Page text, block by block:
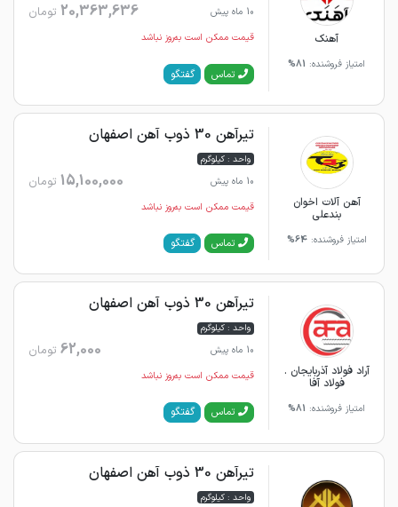
آهنک
امتیاز فروشنده: 81%
10 ماه پیش
20,363,636 تومان
قیمت ممکن است به‌روز نباشد
تماس گفتگو
آهن آلات اخوان
بندعلی
امتیاز فروشنده:64%
تیرآهن 30 ذوب آهن اصفهان
واحد : کیلوگرم
10 ماه پیش
15,100,000 تومان
قیمت ممکن است به‌روز نباشد
تماس گفتگو
آراد فولاد آذربایجان .
فولاد آفا
امتیاز فروشنده: 81%
تیرآهن 30 ذوب آهن اصفهان
واحد : کیلوگرم
10 ماه پیش
62,000 تومان
قیمت ممکن است به‌روز نباشد
تماس گفتگو
تیرآهن 30 ذوب آهن اصفهان
واحد : کیلوگرم